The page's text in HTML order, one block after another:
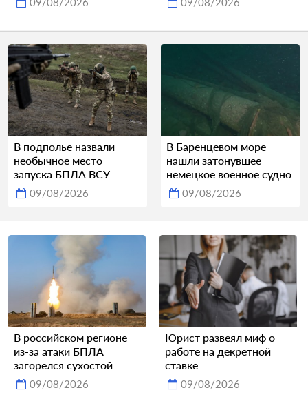
09/08/2026 09/08/2026
В подполье назвали
необычное место
запуска БПЛА ВСУ
09/08/2026
В Баренцевом море
нашли затонувшее
немецкое военное судно
09/08/2026
В российском регионе
из-за атаки БПЛА
загорелся сухостой
09/08/2026
Юрист развеял миф о
работе на декретной
ставке
09/08/2026